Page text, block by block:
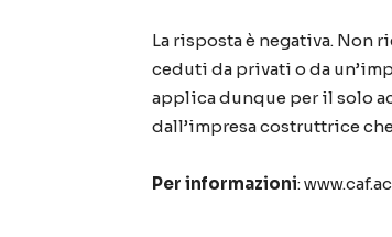
La risposta è negativa. Non
ceduti da privati o da
applica dunque per il solo
dall’impresa costruttrice
Per informazioni: